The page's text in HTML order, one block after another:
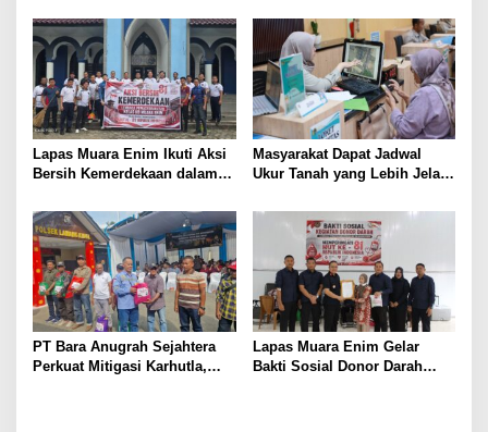
Lapas Muara Enim Ikuti Aksi
Bersih Kemerdekaan dalam
Indonesia
Masyarakat Dapat Jadwal
Ukur Tanah yang Lebih Jelas
Terjadwal
PT Bara Anugrah Sejahtera
Perkuat Mitigasi Karhutla,
Lapas Muara Enim Gelar
Bakti Sosial Donor Darah